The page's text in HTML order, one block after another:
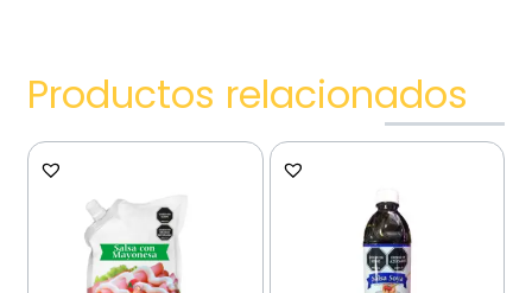
Productos relacionados